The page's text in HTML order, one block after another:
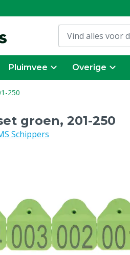
Pluimvee Overige
250
groen, 201-250
Schippers